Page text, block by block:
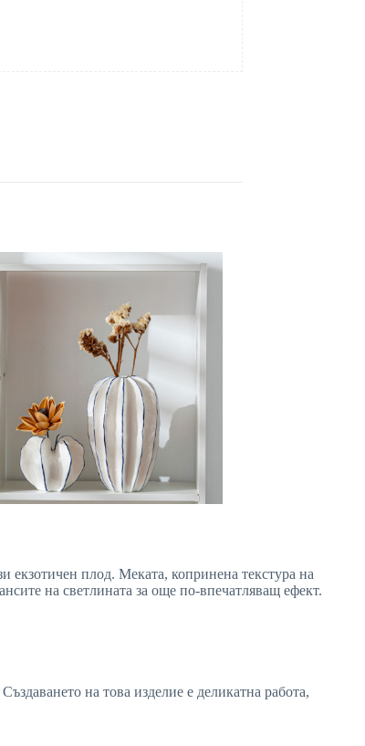
екзотичен плод. Меката, копринена текстура на
на светлината за още по-впечатляващ ефект.
Създаването на това изделие е деликатна работа,